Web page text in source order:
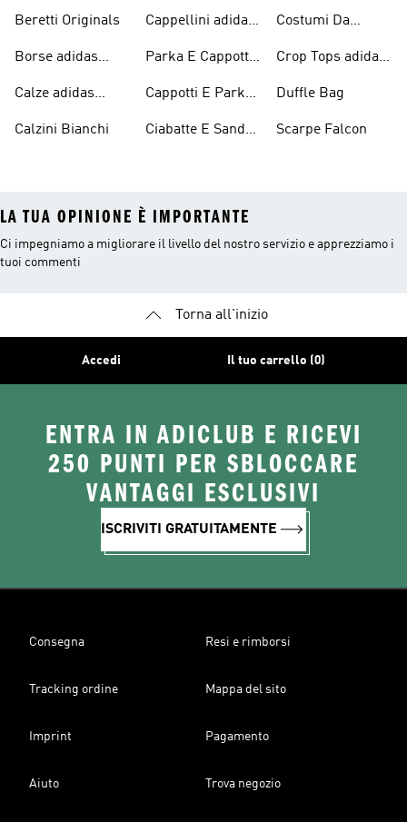
Beretti Originals
Borse adidas
Calze adidas
Calzini Bianchi
Cappellini adidas
Parka E Cappotti
Cappotti E Parkas
Ciabatte E Sandali
Costumi Da
Crop Tops adidas
Duffle Bag
Scarpe Falcon
LA TUA OPINIONE È IMPORTANTE
Ci impegniamo a migliorare il livello del nostro servizio e apprezziamo i
tuoi commenti
Torna all'inizio
Accedi Il tuo carrello (0)
ENTRA IN ADICLUB E RICEVI
250 PUNTI PER SBLOCCARE
VANTAGGI ESCLUSIVI
ISCRIVITI GRATUITAMENTE
Consegna Resi e rimborsi
Tracking ordine Mappa del sito
Imprint Pagamento
Aiuto Trova negozio